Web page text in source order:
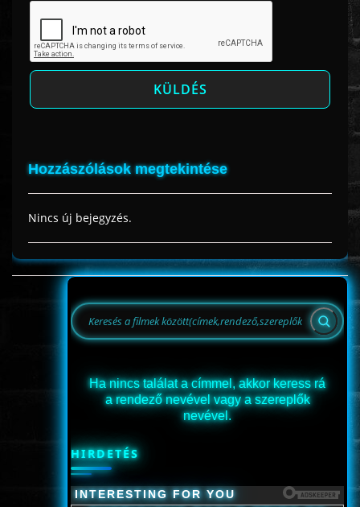
Hozzászólások megtekintése
Nincs új bejegyzés.
Ha nincs találat a címmel, akkor keress rá
a rendező nevével vagy a szereplők
nevével.
HIRDETÉS